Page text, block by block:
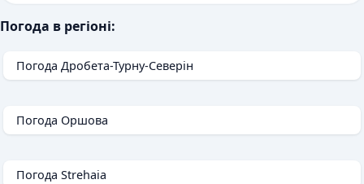
Погода в регіоні:
Погода Дробета-Турну-Северін
Погода Оршова
Погода Strehaia